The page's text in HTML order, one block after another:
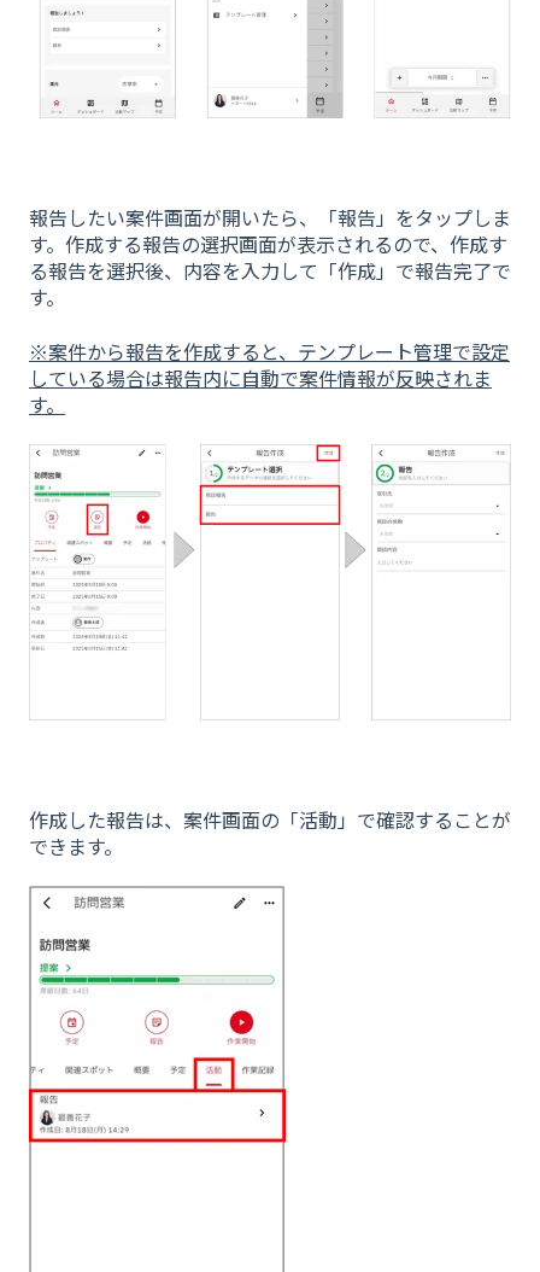
報告したい案件画面が開いたら、「報告」をタップしま
す。作成する報告の選択画面が表示されるので、作成す
る報告を選択後、内容を入力して「作成」で報告完了で
す。
※案件から報告を作成すると、テンプレート管理で設定
している場合は報告内に自動で案件情報が反映されま
す。
作成した報告は、案件画面の「活動」で確認することが
できます。